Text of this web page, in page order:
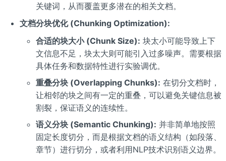
关键词，从而覆盖更多潜在的相关文档。
文档分块优化 (Chunking Optimization):
合适的块大小 (Chunk Size): 块太小可能导致上下
文信息不足，块太大则可能引入过多噪声。需要根据
具体任务和数据特性进行实验调优。
重叠分块 (Overlapping Chunks): 在切分文档时，
让相邻的块之间有一定的重叠，可以避免关键信息被
割裂，保证语义的连续性。
语义分块 (Semantic Chunking): 并非简单地按照
固定长度切分，而是根据文档的语义结构（如段落、
章节）进行切分，或者利用NLP技术识别语义边界。